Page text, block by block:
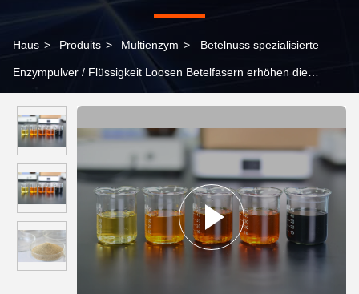
Haus > Produits > Multienzym > Betelnuss spezialisierte
Enzympulver / Flüssigkeit Loosen Betelfasern erhöhen die